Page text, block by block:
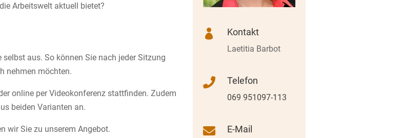
Arbeitswelt aktuell bietet?
aus. So können Sie nach jeder Sitzung
nehmen möchten.
online per Videokonferenz stattfinden. Zudem
beiden Varianten an.
wir Sie zu unserem Angebot.
 Kontakt
Laetitia Barbot
 Telefon
069 951097-113
 E-Mail